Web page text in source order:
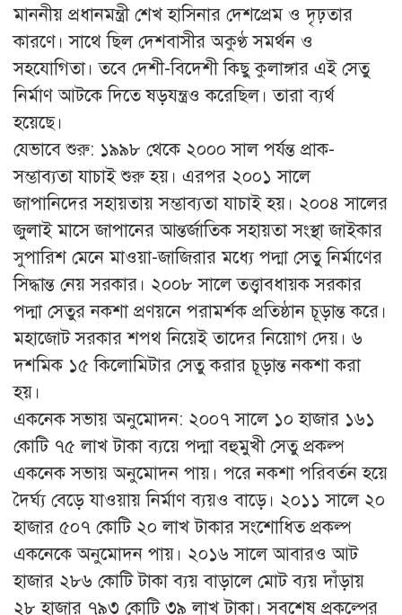
মাননীয় প্রধানমন্ত্রী শেখ হাসিনার দেশপ্রেম ও দৃঢ়তার
কারণে। সাথে ছিল দেশবাসীর অকুণ্ঠ সমর্থন ও
সহযোগিতা। তবে দেশী-বিদেশী কিছু কুলাঙ্গার এই সেতু
নির্মাণ আটকে দিতে ষড়যন্ত্রও করেছিল। তারা ব্যর্থ
হয়েছে।
যেভাবে শুরু: ১৯৯৮ থেকে ২০০০ সাল পর্যন্ত প্রাক-
সম্ভাব্যতা যাচাই শুরু হয়। এরপর ২০০১ সালে
জাপানিদের সহায়তায় সম্ভাব্যতা যাচাই হয়। ২০০৪ সালের
জুলাই মাসে জাপানের আন্তর্জাতিক সহায়তা সংস্থা জাইকার
সুপারিশ মেনে মাওয়া-জাজিরার মধ্যে পদ্মা সেতু নির্মাণের
সিদ্ধান্ত নেয় সরকার। ২০০৮ সালে তত্ত্বাবধায়ক সরকার
পদ্মা সেতুর নকশা প্রণয়নে পরামর্শক প্রতিষ্ঠান চূড়ান্ত করে।
মহাজোট সরকার শপথ নিয়েই তাদের নিয়োগ দেয়। ৬
দশমিক ১৫ কিলোমিটার সেতু করার চূড়ান্ত নকশা করা
হয়।
একনেক সভায় অনুমোদন: ২০০৭ সালে ১০ হাজার ১৬১
কোটি ৭৫ লাখ টাকা ব্যয়ে পদ্মা বহুমুখী সেতু প্রকল্প
একনেক সভায় অনুমোদন পায়। পরে নকশা পরিবর্তন হয়ে
দৈর্ঘ্য বেড়ে যাওয়ায় নির্মাণ ব্যয়ও বাড়ে। ২০১১ সালে ২০
হাজার ৫০৭ কোটি ২০ লাখ টাকার সংশোধিত প্রকল্প
একনেকে অনুমোদন পায়। ২০১৬ সালে আবারও আট
হাজার ২৮৬ কোটি টাকা ব্যয় বাড়ালে মোট ব্যয় দাঁড়ায়
২৮ হাজার ৭৯৩ কোটি ৩৯ লাখ টাকা। সবশেষ প্রকল্পের